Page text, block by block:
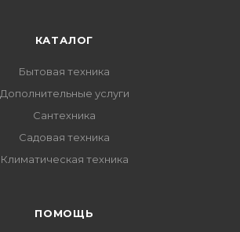
КАТАЛОГ
Бытовая техника
Дополнительные услуги
Сантехника
Садовая техника
Климатическая техника
ПОМОЩЬ